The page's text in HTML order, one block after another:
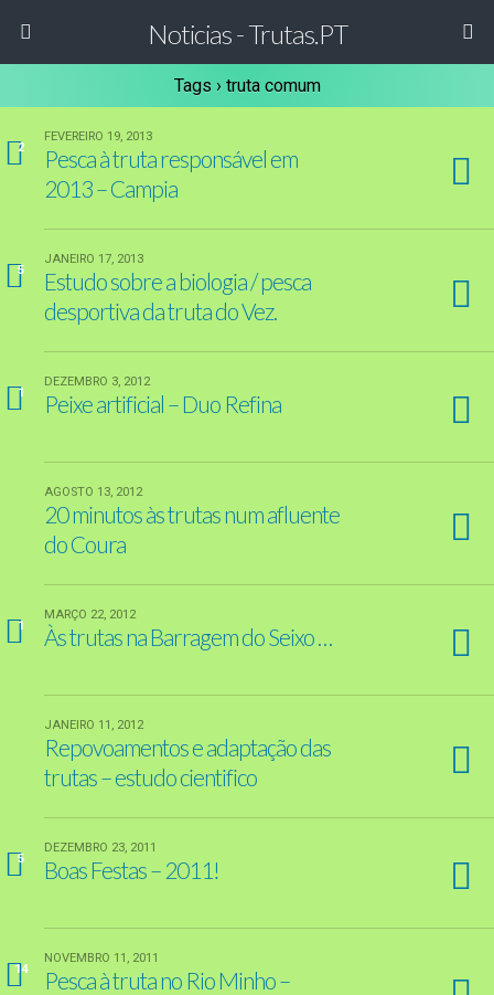
Noticias - Trutas.PT
Tags › truta comum
2
FEVEREIRO 19, 2013
Pesca à truta responsável em
2013 – Campia
5
JANEIRO 17, 2013
Estudo sobre a biologia / pesca
desportiva da truta do Vez.
1
DEZEMBRO 3, 2012
Peixe artificial – Duo Refina
AGOSTO 13, 2012
20 minutos às trutas num afluente
do Coura
1
MARÇO 22, 2012
Às trutas na Barragem do Seixo …
JANEIRO 11, 2012
Repovoamentos e adaptação das
trutas – estudo cientifico
5
DEZEMBRO 23, 2011
Boas Festas – 2011!
14
NOVEMBRO 11, 2011
Pesca à truta no Rio Minho –